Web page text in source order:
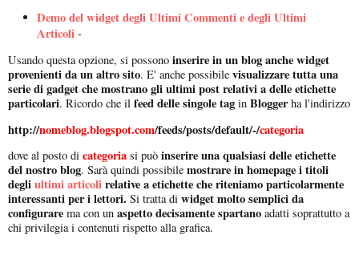
Demo del widget degli Ultimi Commenti e degli Ultimi
Articoli -
Usando questa opzione, si possono inserire in un blog anche widget
provenienti da un altro sito. E' anche possibile visualizzare tutta una
serie di gadget che mostrano gli ultimi post relativi a delle etichette
particolari. Ricordo che il feed delle singole tag in Bloggerha l'indirizzo
http://nomeblog.blogspot.com/feeds/posts/default/-/categoria
dove al posto di categoria si può inserire una qualsiasi delle etichette
del nostro blog. Sarà quindi possibile mostrare in homepage i titoli
degliultimi articolirelative a etichette che riteniamo particolarmente
interessanti per i lettori. Si tratta di widget moltosemplici da
configurare ma con un aspetto decisamente spartano adatti soprattutto a
chi privilegia i contenuti rispetto alla grafica.